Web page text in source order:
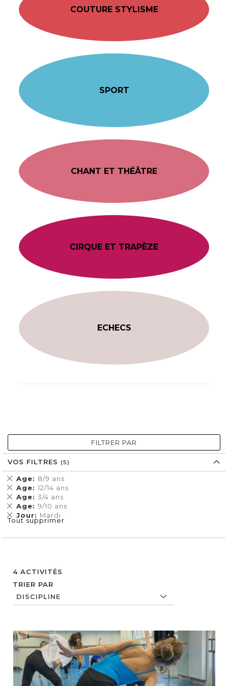
COUTURE STYLISME
SPORT
CHANT ET THÉÂTRE
CIRQUE ET TRAPÈZE
ECHECS
4 ACTIVITÉS
TRIER PAR
FILTRER PAR
VOS FILTRES
Age 8/9 ans
Supprimer
cet
Élément
Age 12/14 ans
Supprimer
cet
Élément
Age 3/4 ans
Supprimer
cet
Élément
Age 9/10 ans
Supprimer
cet
Élément
Jour Mardi
Supprimer
cet
Tout supprimer